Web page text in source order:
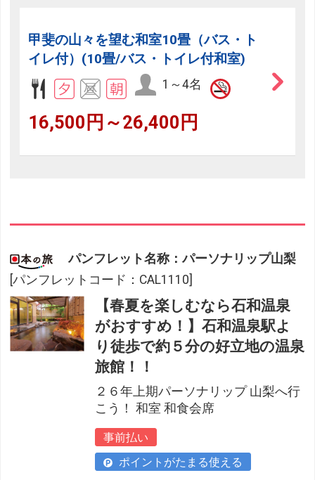
甲斐の山々を望む和室10畳（バス・ト
イレ付）(10畳/バス・トイレ付和室)
1～4名
16,500円～26,400円
パンフレット名称：パーソナリップ山梨
[パンフレットコード：CAL1110]
【春夏を楽しむなら石和温泉
がおすすめ！】石和温泉駅よ
り徒歩で約５分の好立地の温泉
旅館！！
２６年上期パーソナリップ 山梨へ行
こう！ 和室 和食会席
事前払い
ポイントがたまる使える